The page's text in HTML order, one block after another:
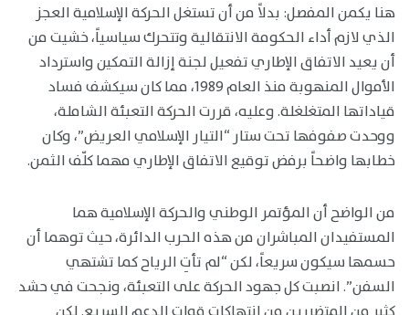
هنا يكمن المفصل: بدلاً من أن تستغل الحركة الإسلامية العجز
الذي لازم أداء الحكومة الانتقالية وتتحرك سياسياً، خشيت من
أن يعيد الاتفاق الإطاري تفعيل لجنة إزالة التمكين واسترداد
الأموال المنهوبة منذ العام 1989، مما كان سيكشف فساد
قياداتها المتغلغلة. وعليه، قررت الحركة التعبئة الشاملة،
ووحدت صفوفها تحت ستار “التيار الإسلامي العريض”، وكان
خطابها واضحاً برفض توقيع الاتفاق الإطاري مهما كلّف الثمن.
من الواضح أن المؤتمر الوطني والحركة الإسلامية هما
المستفيدان المباشران من هذه الحرب الدائرة، حيث توهما أن
حسمها سيكون سريعاً، لكن “لم تأتِ الرياح كما تشتهي
السفن”. انصبت كل جهود الحركة على التعبئة، ونجحت في حشد